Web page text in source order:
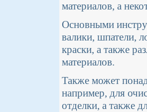
материалов, а
Основными
валики, шпатели,
краски, а также
материалов.
Также может
например, для
отделки, а также